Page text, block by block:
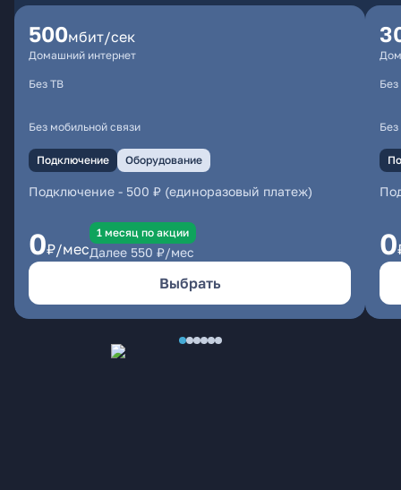
500мбит/сек
Домашний интернет
Без ТВ
Без мобильной связи
Подключение Оборудование
Подключение - 500 ₽ (единоразовый платеж)
0₽/мес
1 месяц по акции
Далее 550 ₽/мес
Выбрать
0